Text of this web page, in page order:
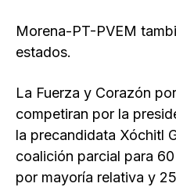
Morena-PT-PVEM
estados.
La Fuerza y Corazón
competiran por la
la precandidata Xóchitl
coalición parcial para
por mayoría relativa y